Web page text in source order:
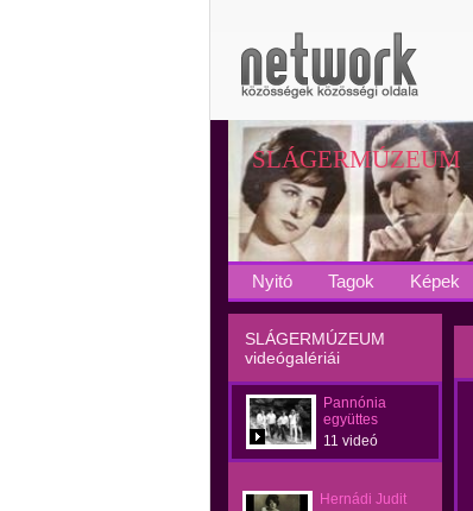
SLÁGERMÚZEUM
Nyitó Tagok Képek
SLÁGERMÚZEUM
videógalériái
Pannónia
együttes
11 videó
Hernádi Judit